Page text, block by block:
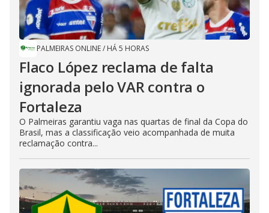
PALMEIRAS ONLINE/ HÁ 5 HORAS
Flaco López reclama de falta
ignorada pelo VAR contra o
Fortaleza
O Palmeiras garantiu vaga nas quartas de final da Copa do
Brasil, mas a classificação veio acompanhada de muita
reclamação contra...